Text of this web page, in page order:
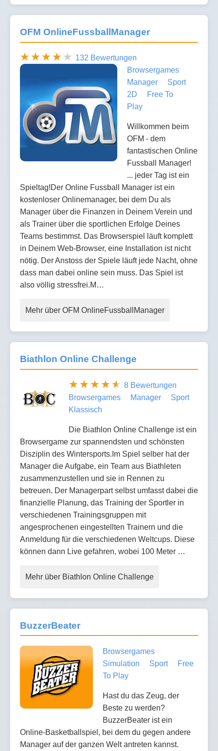
OFM OnlineFussballManager
132 Bewertungen
Browsergames
Manager
Sport
2D
Free To
Play
Willkommen beim
OFM - dem
fantastischen Online
Fussball Manager!
... jeder Tag ist ein
Spieltag!Der Online Fussball Manager ist ein
kostenloser Onlinemanager, bei dem Du als
Manager über die Finanzen in Deinem Verein und
als Trainer über die sportlichen Erfolge Deines
Teams bestimmst. Das Browserspiel läuft komplett
in Deinem Web-Browser, eine Installation ist nicht
nötig. Der Anstoss der Spiele läuft jede Nacht, ohne
dass man dabei online sein muss. Das Spiel ist
also völlig stressfrei.M…
Mehr über OFM OnlineFussballManager
Biathlon Online Challenge
8 Bewertungen
Browsergames
Manager
Sport
Klassisch
Die Biathlon Online Challenge ist ein
Browsergame zur spannendsten und schönsten
Disziplin des Wintersports.Im Spiel selber hat der
Manager die Aufgabe, ein Team aus Biathleten
zusammenzustellen und sie in Rennen zu
betreuen. Der Managerpart selbst umfasst dabei die
finanzielle Planung, das Training der Sportler in
verschiedenen Trainingsgruppen mit
angesprochenen eingestellten Trainern und die
Anmeldung für die verschiedenen Weltcups. Diese
können dann Live gefahren, wobei 100 Meter …
Mehr über Biathlon Online Challenge
BuzzerBeater
Browsergames
Simulation
Sport
Free
To Play
Hast du das Zeug, der
Beste zu werden?
BuzzerBeater ist ein
Online-Basketballspiel, bei dem du gegen andere
Manager auf der ganzen Welt antreten kannst.